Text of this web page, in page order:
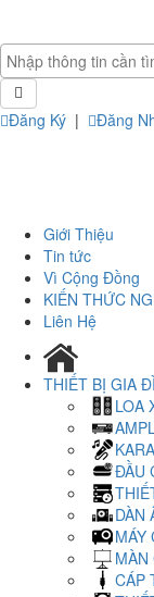
Đăng Ký | Đăng
Giới Thiệu
Tin tức
Vì Cộng Đồng
KIẾN THỨC
Liên Hệ
THIẾT BỊ GIA
LOA
ĐẦU
DÀN
MÁY
MÀN
CÁP